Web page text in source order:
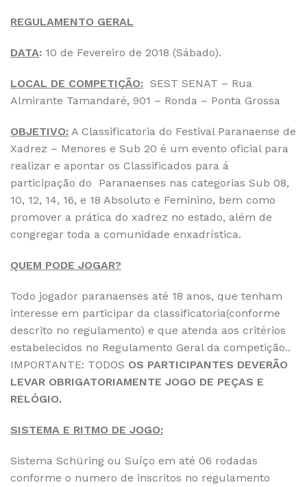
REGULAMENTO GERAL
DATA: 10 de Fevereiro de 2018 (Sábado).
LOCAL DE COMPETIÇÃO: SEST SENAT – Rua
Almirante Tamandaré, 901 – Ronda – Ponta Grossa
OBJETIVO: A Classificatoria do Festival Paranaense de
Xadrez – Menores e Sub 20 é um evento oficial para
realizar e apontar os Classificados para á
participação do Paranaenses nas categorias Sub 08,
10, 12, 14, 16, e 18 Absoluto e Feminino, bem como
promover a prática do xadrez no estado, além de
congregar toda a comunidade enxadrística.
QUEM PODE JOGAR?
Todo jogador paranaenses até 18 anos, que tenham
interesse em participar da classificatoria(conforme
descrito no regulamento) e que atenda aos critérios
estabelecidos no Regulamento Geral da competição..
IMPORTANTE: TODOS OS PARTICIPANTES DEVERÃO
LEVAR OBRIGATORIAMENTE JOGO DE PEÇAS E
RELÓGIO.
SISTEMA E RITMO DE JOGO:
Sistema Schüring ou Suíço em até 06 rodadas
conforme o numero de inscritos no regulamento